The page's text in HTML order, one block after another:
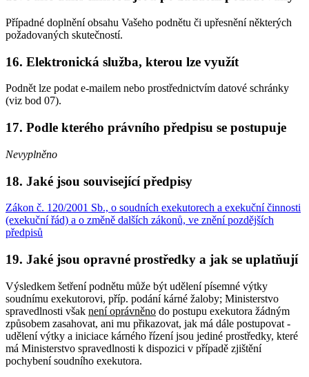
Případné doplnění obsahu Vašeho podnětu či upřesnění některých
požadovaných skutečností.
16. Elektronická služba, kterou lze využít
Podnět lze podat e-mailem nebo prostřednictvím datové schránky
(viz bod 07).
17. Podle kterého právního předpisu se postupuje
Nevyplněno
18. Jaké jsou související předpisy
Zákon č. 120/2001 Sb., o soudních exekutorech a exekuční činnosti
(exekuční řád) a o změně dalších zákonů, ve znění pozdějších
předpisů
19. Jaké jsou opravné prostředky a jak se uplatňují
Výsledkem šetření podnětu může být udělení písemné výtky
soudnímu exekutorovi, příp. podání kárné žaloby; Ministerstvo
spravedlnosti však není oprávněno do postupu exekutora žádným
způsobem zasahovat, ani mu přikazovat, jak má dále postupovat -
udělení výtky a iniciace kárného řízení jsou jediné prostředky, které
má Ministerstvo spravedlnosti k dispozici v případě zjištění
pochybení soudního exekutora.